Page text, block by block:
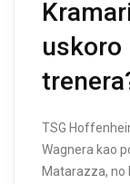
uskoro
TSG
Wagnera kao
Matarazza, no